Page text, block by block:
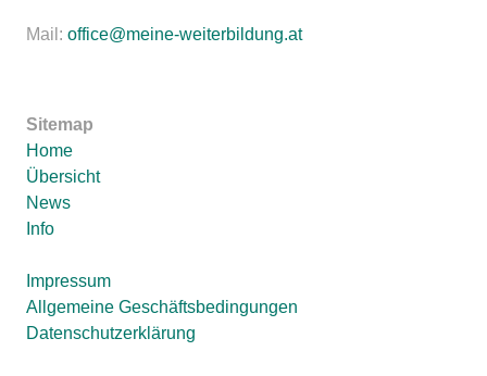
Mail: office@meine-weiterbildung.at
Sitemap
Home
Übersicht
News
Info
Impressum
Allgemeine Geschäftsbedingungen
Datenschutzerklärung